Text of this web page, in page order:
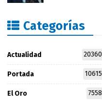
Categorías
Actualidad 20360
Portada 10615
El Oro 7558